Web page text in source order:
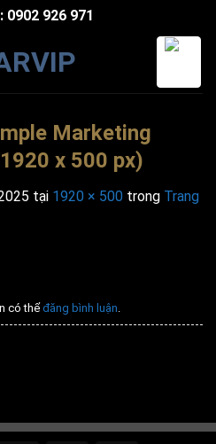
0902 926 971
Marketing
x 500 px)
tại 1920 × 500 trong Trang
có thể đăng bình luận.